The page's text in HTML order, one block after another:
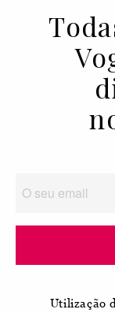
Utilização